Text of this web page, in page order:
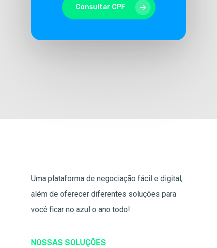
Consultar CPF
Uma plataforma de negociação fácil e digital,
além de oferecer diferentes soluções para
você ficar no azul o ano todo!
NOSSAS SOLUÇÕES